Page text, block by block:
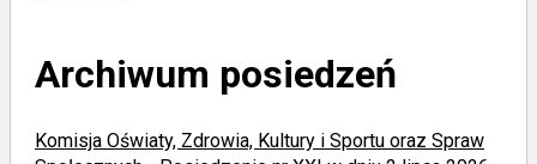
Archiwum posiedzeń
Komisja Oświaty, Zdrowia, Kultury i Sportu oraz Spraw